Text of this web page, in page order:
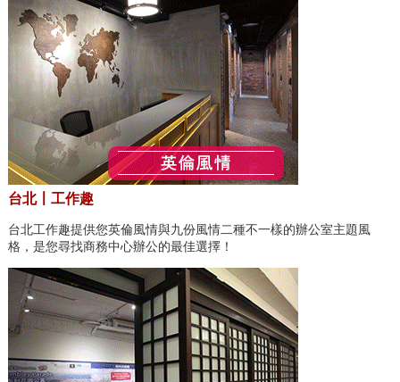
台北〡工作趣
台北工作趣提供您英倫風情與九份風情二種不一樣的辦公室主題風
格，是您尋找商務中心辦公的最佳選擇！